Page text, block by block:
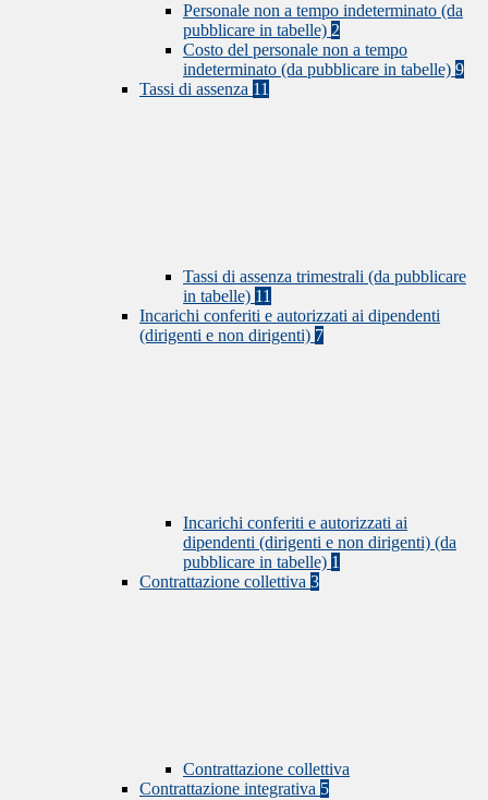
Personale non a tempo indeterminato (da
pubblicare in tabelle) 2
Costo del personale non a tempo
indeterminato (da pubblicare in tabelle) 9
Tassi di assenza 11
Tassi di assenza trimestrali (da pubblicare
in tabelle) 11
Incarichi conferiti e autorizzati ai dipendenti
(dirigenti e non dirigenti) 7
Incarichi conferiti e autorizzati ai
dipendenti (dirigenti e non dirigenti) (da
pubblicare in tabelle) 1
Contrattazione collettiva 3
Contrattazione collettiva
Contrattazione integrativa 5